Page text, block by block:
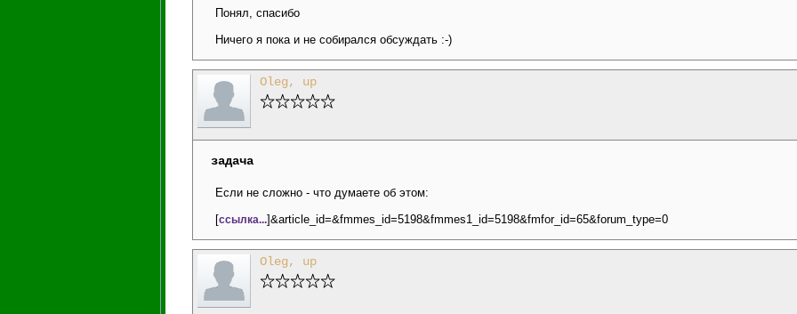
Понял, спасибо
Ничего я пока и не собирался обсуждать :-)
Oleg, up
задача
Если не сложно - что думаете об этом:
[ссылка...]&article_id=&fmmes_id=5198&fmmes1_id=5198&fmfor_id=65&forum_type=0
Oleg, up